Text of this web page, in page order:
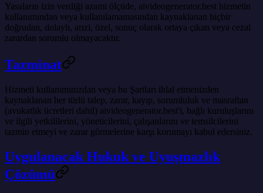
Yasaların izin verdiği azami ölçüde, aivideogenerator.best hizmetin
kullanımından veya kullanılamamasından kaynaklanan hiçbir
doğrudan, dolaylı, arızi, özel, sonuç olarak ortaya çıkan veya cezai
zarardan sorumlu olmayacaktır.
Tazminat
Hizmeti kullanımınızdan veya bu Şartları ihlal etmenizden
kaynaklanan her türlü talep, zarar, kayıp, sorumluluk ve masraftan
(avukatlık ücretleri dahil) aivideogenerator.best'i, bağlı kuruluşlarını
ve ilgili yetkililerini, yöneticilerini, çalışanlarını ve temsilcilerini
tazmin etmeyi ve zarar görmelerine karşı korumayı kabul edersiniz.
Uygulanacak Hukuk ve Uyuşmazlık
Çözümü